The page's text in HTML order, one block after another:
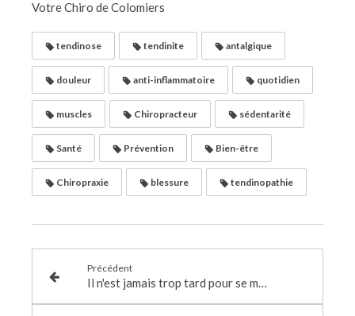
Votre Chiro de Colomiers
tendinose tendinite antalgique
douleur anti-inflammatoire quotidien
muscles Chiropracteur sédentarité
Santé Prévention Bien-être
Chiropraxie blessure tendinopathie
Précédent
Il n'est jamais trop tard pour se mettre au sport, grâce à son Chiro !